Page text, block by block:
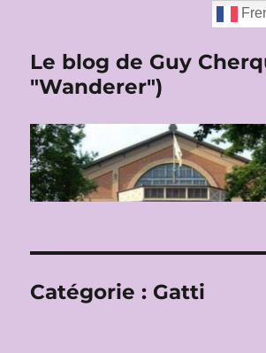
Le blog de Guy
"Wanderer")
Catégorie : Gatti